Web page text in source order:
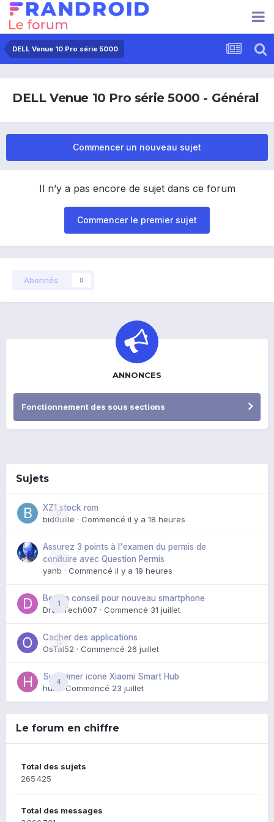
DELL Venue 10 Pro série 5000
DELL Venue 10 Pro série 5000 - Général
Commencer un nouveau sujet
Il n’y a pas encore de sujet dans ce forum
Commencer le premier sujet
Abonnés 0
ANNONCES
Fonctionnement des sous sections
Sujets
0
XZ1 stock rom
bid0uille · Commencé il y a 18 heures
0
Assurez 3 points à l'examen du permis de
conduire avec Question Permis
yanb · Commencé il y a 19 heures
1
Besoin conseil pour nouveau smartphone
DroidTech007 · Commencé 31 juillet
0
Cacher des applications
OsTal52 · Commencé 26 juillet
4
Supprimer icone Xiaomi Smart Hub
huik · Commencé 23 juillet
Le forum en chiffre
Total des sujets
265 425
Total des messages